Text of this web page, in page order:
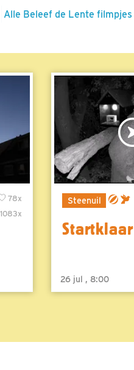
Alle Beleef de Lente filmpjes
78x
1083x
Steenuil
Startklaar
26 jul , 8:00